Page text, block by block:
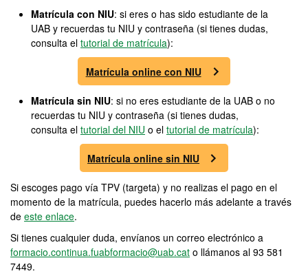
Matrícula con NIU: si eres o has sido estudiante de la
UAB y recuerdas tu NIU y contraseña (si tienes dudas,
consulta el tutorial de matrícula):
Matrícula online con NIU
Matrícula sin NIU: si no eres estudiante de la UAB o no
recuerdas tu NIU y contraseña (si tienes dudas,
consulta el tutorial del NIU o el tutorial de matrícula):
Matrícula online sin NIU
Si escoges pago vía TPV (targeta) y no realizas el pago en el
momento de la matrícula, puedes hacerlo más adelante a través
de este enlace.
Si tienes cualquier duda, envíanos un correo electrónico a
formacio.continua.fuabformacio@uab.cat o llámanos al 93 581
7449.